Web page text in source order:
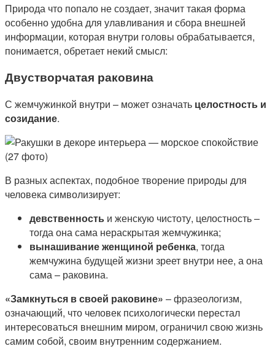
Природа что попало не создает, значит такая форма
особенно удобна для улавливания и сбора внешней
информации, которая внутри головы обрабатывается,
понимается, обретает некий смысл:
Двустворчатая раковина
С жемчужинкой внутри – может означать целостность и
созидание.
В разных аспектах, подобное творение природы для
человека символизирует:
девственность и женскую чистоту, целостность –
тогда она сама нераскрытая жемчужинка;
вынашивание женщиной ребенка, тогда
жемчужина будущей жизни зреет внутри нее, а она
сама – раковина.
«Замкнуться в своей раковине» – фразеологизм,
означающий, что человек психологически перестал
интересоваться внешним миром, ограничил свою жизнь
самим собой, своим внутренним содержанием.